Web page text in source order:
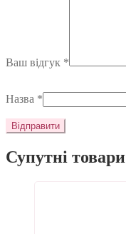
Ваш відгук *
Назва *
Супутні товари